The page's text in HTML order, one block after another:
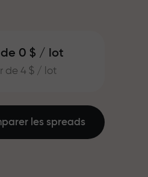
0 $ / lot
de 4 $ / lot
les spreads